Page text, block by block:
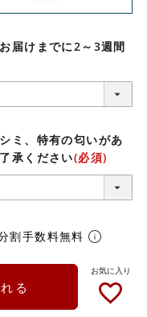
届けまでに2～3週間
ミ、特有の匂いがあ
承ください(必須)
割手数料無料
る